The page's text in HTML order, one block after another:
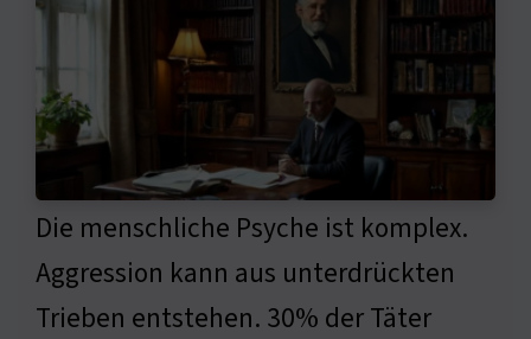
Die menschliche Psyche ist komplex.
Aggression kann aus unterdrückten
Trieben entstehen. 30% der Täter